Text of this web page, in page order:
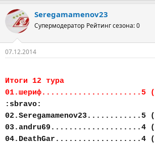
Seregamamenov23
Супермодератор Рейтинг сезона: 0
07.12.2014
Итоги 12 тура
01.шериф......................5
:sbravo:
02.Seregamamenov23............5
03.andru69....................4
04.DeathGar...................4